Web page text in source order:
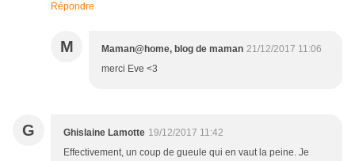
Répondre
M Maman@home, blog de maman 21/12/2017 11:06
merci Eve <3
G Ghislaine Lamotte 19/12/2017 11:42
Effectivement, un coup de gueule qui en vaut la peine. Je